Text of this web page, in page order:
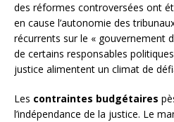
des réformes controversées ont
en cause l’autonomie des
récurrents sur le « gouvernement
de certains responsables
justice alimentent un climat de
Les contraintes budgétaires
l’indépendance de la justice. Le